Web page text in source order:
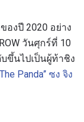
งปี 2020 อย่าง
วันศุกร์ที่ 10
ขึ้นไปเป็นผู้ท้าชิง
Panda” ซง จิง